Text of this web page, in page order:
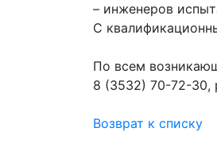
– инженеров
С
По всем
8 (3532) 70-72-30,
Возврат к списку